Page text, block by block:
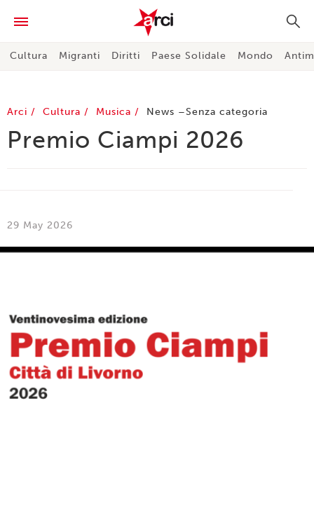
Cultura Migranti Diritti Paese Solidale Mondo
Arci Cultura Musica News Senza categoria
Premio Ciampi 2026
29 May 2026